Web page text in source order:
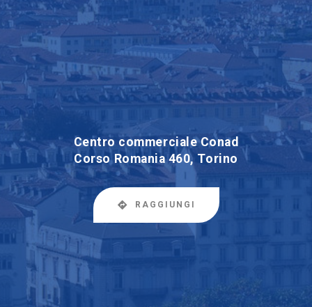
Centro commerciale Conad
Corso Romania 460, Torino
RAGGIUNGI